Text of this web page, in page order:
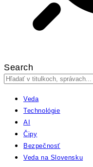
Search
Veda
Technológie
AI
Čipy
Bezpečnosť
Veda na Slovensku